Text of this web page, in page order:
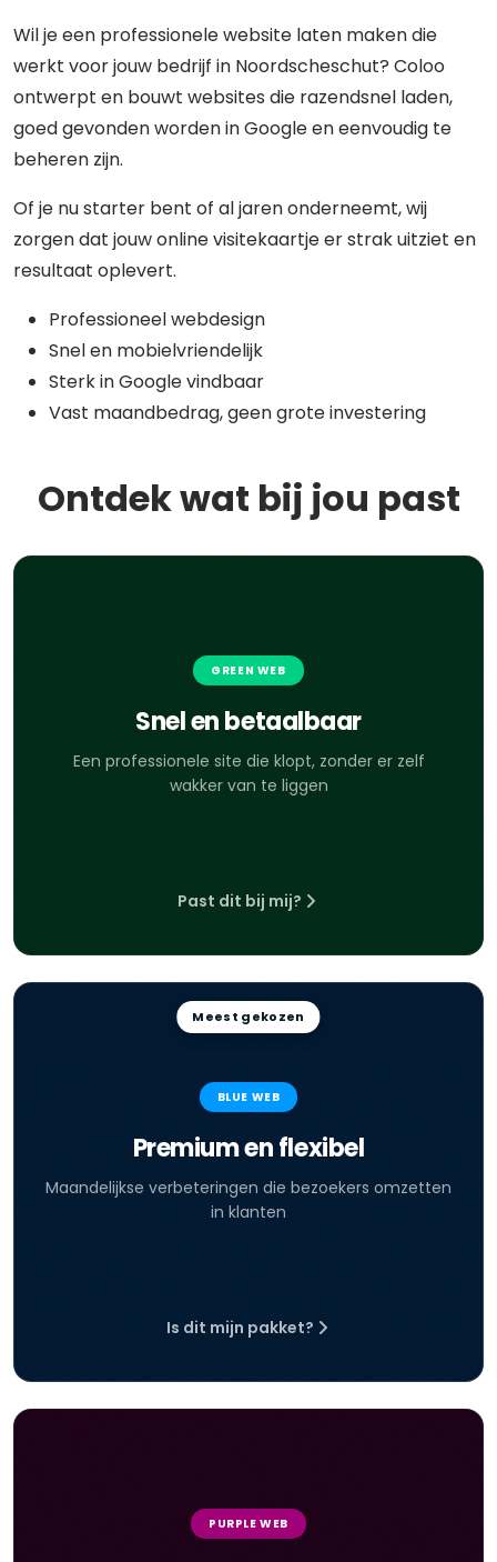
Wil je een professionele website laten maken die
werkt voor jouw bedrijf in Noordscheschut? Coloo
ontwerpt en bouwt websites die razendsnel laden,
goed gevonden worden in Google en eenvoudig te
beheren zijn.
Of je nu starter bent of al jaren onderneemt, wij
zorgen dat jouw online visitekaartje er strak uitziet en
resultaat oplevert.
Professioneel webdesign
Snel en mobielvriendelijk
Sterk in Google vindbaar
Vast maandbedrag, geen grote investering
Ontdek wat bij jou past
GREEN WEB
Snel en betaalbaar
Een professionele site die klopt, zonder er zelf
wakker van te liggen
Past dit bij mij?
Meest gekozen
BLUE WEB
Premium en flexibel
Maandelijkse verbeteringen die bezoekers omzetten
in klanten
Is dit mijn pakket?
PURPLE WEB